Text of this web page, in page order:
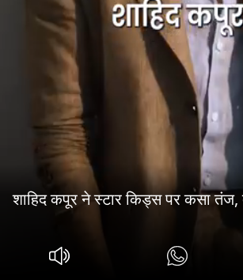
शाहिद कपूर ने स्टार किड्स पर कसा